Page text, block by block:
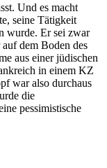
Und es macht
seine Tätigkeit
wurde. Er sei zwar
dem Boden des
aus einer jüdischen
in einem KZ
war also durchaus
die
pessimistische